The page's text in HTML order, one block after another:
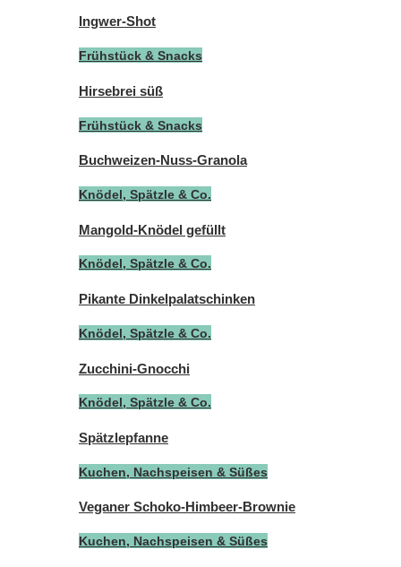
Ingwer-Shot
Frühstück & Snacks
Hirsebrei süß
Frühstück & Snacks
Buchweizen-Nuss-Granola
Knödel, Spätzle & Co.
Mangold-Knödel gefüllt
Knödel, Spätzle & Co.
Pikante Dinkelpalatschinken
Knödel, Spätzle & Co.
Zucchini-Gnocchi
Knödel, Spätzle & Co.
Spätzlepfanne
Kuchen, Nachspeisen & Süßes
Veganer Schoko-Himbeer-Brownie
Kuchen, Nachspeisen & Süßes